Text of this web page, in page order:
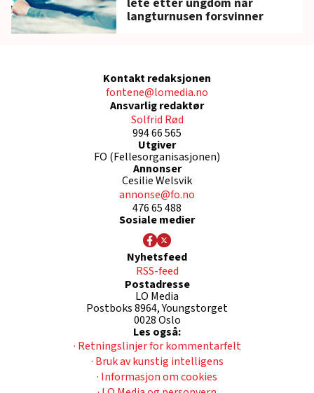
langturnusen forsvinner
Kontakt redaksjonen
fontene@lomedia.no
Ansvarlig redaktør
Solfrid Rød
994 66 565
Utgiver
FO (Fellesorganisasjonen)
Annonser
Cesilie Welsvik
annonse@fo.no
476 65 488
Sosiale medier
Nyhetsfeed
RSS-feed
Postadresse
LO Media
Postboks 8964, Youngstorget
0028 Oslo
Les også:
· Retningslinjer for kommentarfelt
· Bruk av kunstig intelligens
· Informasjon om cookies